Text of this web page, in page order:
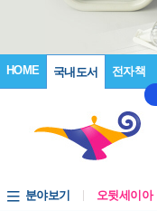
HOME 국내도서 전자책
분야보기 오뒷세이아